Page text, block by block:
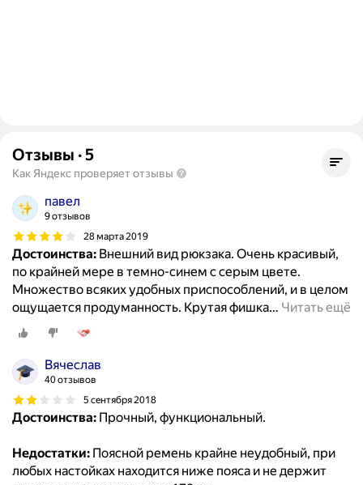
Отзывы ·5
Как Яндекс проверяет отзывы
павел
9 отзывов
28 марта 2019
Достоинства: Внешний вид рюкзака. Очень красивый,
по крайней мере в темно-синем с серым цвете.
Множество всяких удобных приспособлений, и в целом
ощущается продуманность. Крутая фишка… Читать ещё
Вячеслав
40 отзывов
5 сентября 2018
Достоинства: Прочный, функциональный.
Недостатки: Поясной ремень крайне неудобный, при
любых настойках находится ниже пояса и не держит